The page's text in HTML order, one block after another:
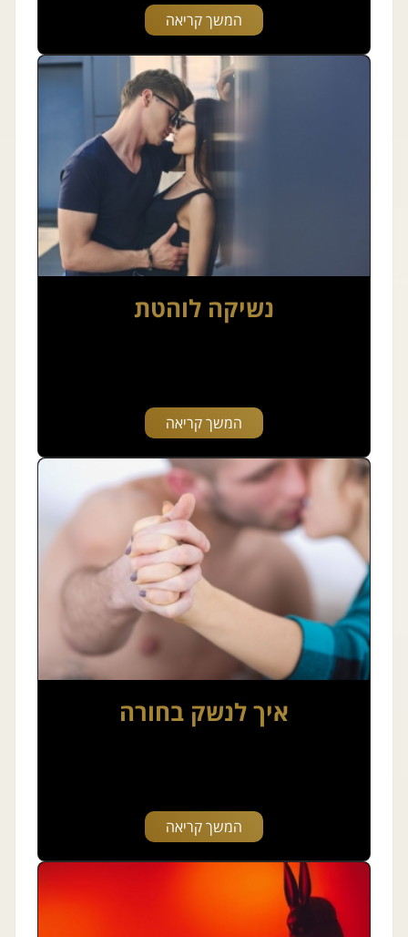
המשך קריאה
נשיקה לוהטת
המשך קריאה
איך לנשק בחורה
המשך קריאה